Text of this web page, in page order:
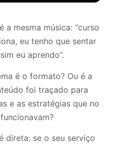
a mesma música: “curso
eu tenho que sentar
eu aprendo”.
é o formato? Ou é a
foi traçado para
e as estratégias que no
direta: se o seu serviço